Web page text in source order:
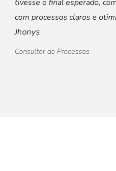
tivesse o final esperado,
com processos claros e
Jhonys
Consultor de Processos